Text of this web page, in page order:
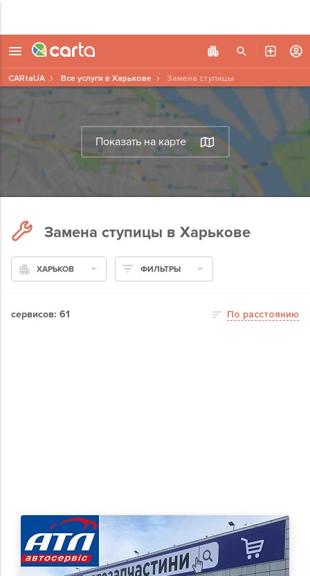
Показать на карте
CARtaUA Все услуги в Харькове Замена ступицы
Замена ступицы в Харькове
ХАРЬКОВ ФИЛЬТРЫ
сервисов: 61 По расстоянию